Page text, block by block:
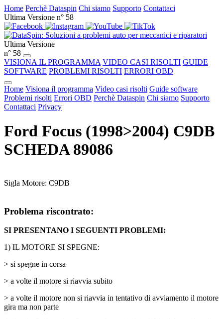
Home Perchè Dataspin Chi siamo Supporto Contattaci
Ultima Versione n° 58
Ultima Versione
n° 58
VISIONA IL PROGRAMMA VIDEO CASI RISOLTI GUIDE
SOFTWARE PROBLEMI RISOLTI ERRORI OBD
Home Visiona il programma Video casi risolti Guide software
Problemi risolti Errori OBD Perchè Dataspin Chi siamo Supporto
Contattaci Privacy
Ford Focus (1998>2004) C9DB
SCHEDA 89086
Sigla Motore: C9DB
Problema riscontrato:
SI PRESENTANO I SEGUENTI PROBLEMI:
1) IL MOTORE SI SPEGNE:
> si spegne in corsa
> a volte il motore si riavvia subito
> a volte il motore non si riavvia in tentativo di avviamento il motore
gira ma non parte